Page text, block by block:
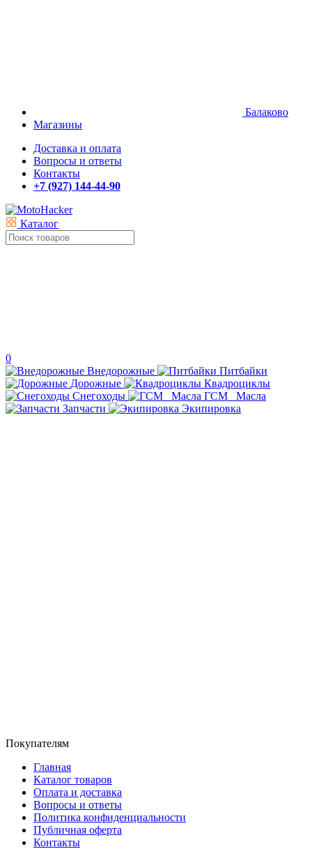
Балаково
Магазины
Доставка и оплата
Вопросы и ответы
Контакты
+7 (927) 144-44-90
Каталог
0
Внедорожные
Питбайки
Дорожные
Квадроциклы
Снегоходы
ГСМ _Масла
Запчасти
Экипировка
Покупателям
Главная
Каталог товаров
Оплата и доставка
Вопросы и ответы
Политика конфиденциальности
Публичная оферта
Контакты